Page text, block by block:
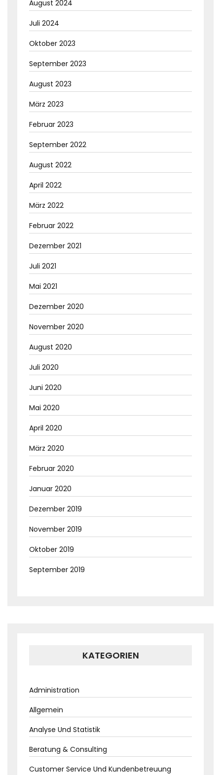
August 2024
Juli 2024
Oktober 2023
September 2023
August 2023
März 2023
Februar 2023
September 2022
August 2022
April 2022
März 2022
Februar 2022
Dezember 2021
Juli 2021
Mai 2021
Dezember 2020
November 2020
August 2020
Juli 2020
Juni 2020
Mai 2020
April 2020
März 2020
Februar 2020
Januar 2020
Dezember 2019
November 2019
Oktober 2019
September 2019
KATEGORIEN
Administration
Allgemein
Analyse Und Statistik
Beratung & Consulting
Customer Service Und Kundenbetreuung